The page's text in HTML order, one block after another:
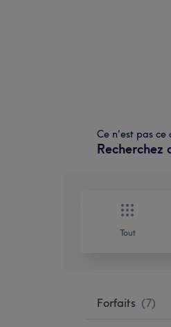
Ce n'est pas ce
Recherchez
Tout
Forfaits (7)